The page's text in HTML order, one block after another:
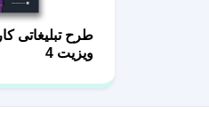
طرح تبلیغاتی
ویزیت 4